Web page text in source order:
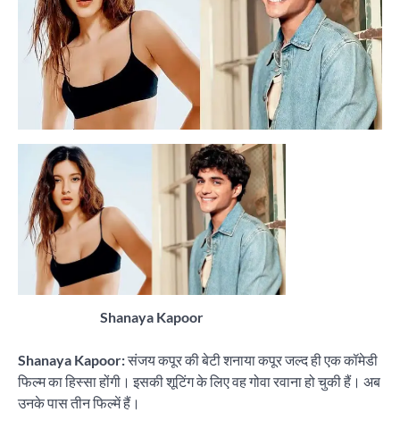
Shanaya Kapoor
Shanaya Kapoor:संजय कपूर की बेटी शनाया कपूर जल्द ही एक कॉमेडी
फिल्म का हिस्सा होंगी। इसकी शूटिंग के लिए वह गोवा रवाना हो चुकी हैं। अब
उनके पास तीन फिल्में हैं।